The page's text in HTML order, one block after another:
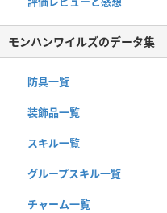
モンハンワイルズのデータ集
防具一覧
装飾品一覧
スキル一覧
グループスキル一覧
チャーム一覧